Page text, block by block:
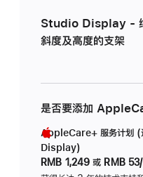
Studio Display - 纳
斜度及高度的支架
是否要添加
AppleCare+ 服务计划
Display)
RMB 1,249 或 RMB